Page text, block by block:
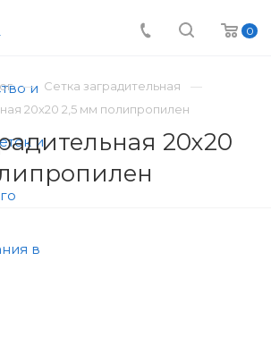
0
Сетка заградительная
20х20 2,5 мм полипропилен
20х20